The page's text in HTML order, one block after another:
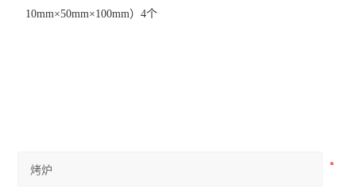
10mm×50mm×100mm）4个